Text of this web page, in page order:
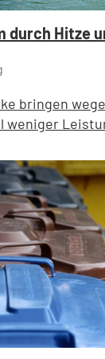
durch Hitze
bringen
weniger